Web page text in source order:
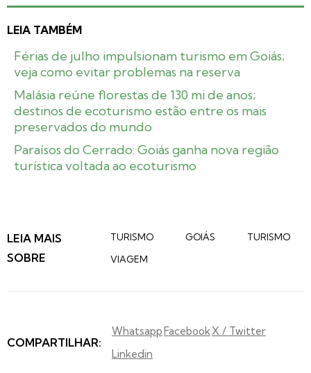
LEIA TAMBÉM
Férias de julho impulsionam turismo em Goiás;
veja como evitar problemas na reserva
Malásia reúne florestas de 130 mi de anos;
destinos de ecoturismo estão entre os mais
preservados do mundo
Paraísos do Cerrado: Goiás ganha nova região
turística voltada ao ecoturismo
LEIA MAIS
SOBRE
TURISMO GOIÁS
TURISMO
VIAGEM
COMPARTILHAR:
Whatsapp FacebookX / Twitter
Linkedin